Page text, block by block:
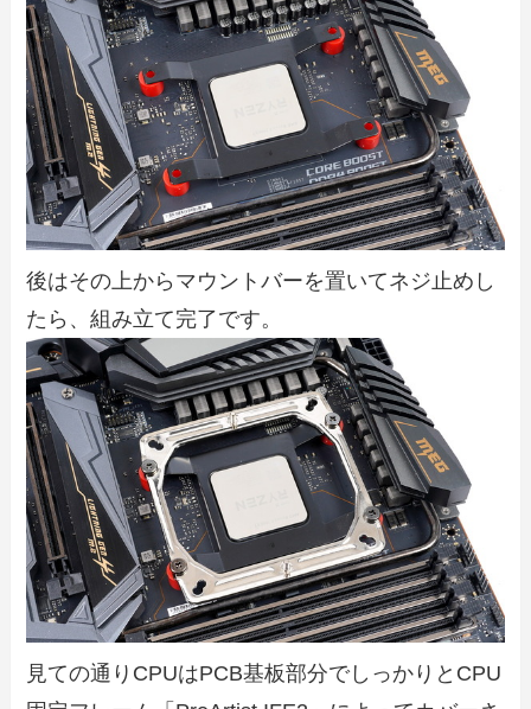
後はその上からマウントバーを置いてネジ止めし
たら、組み立て完了です。
見ての通りCPUはPCB基板部分でしっかりとCPU